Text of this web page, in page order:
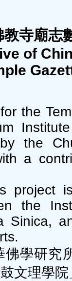
教寺廟志
of
the
the
a
project
the
Sinica,
佛學研究
文理學